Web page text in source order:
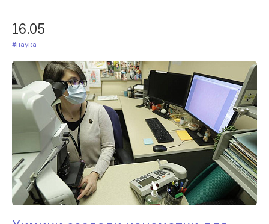
16.05
#Наука